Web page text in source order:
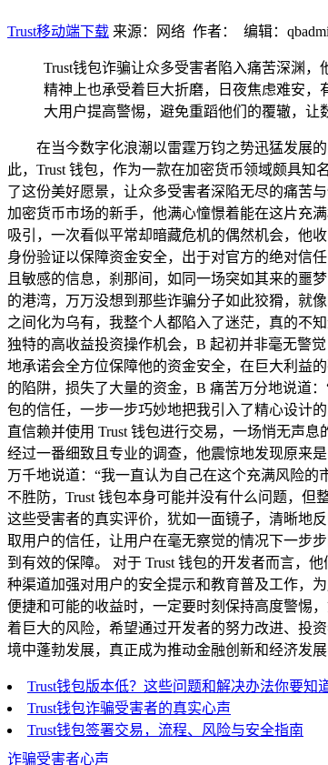
Trust移动端下载 来源：网络 作者： 编辑：
Trust钱包诈骗让众多受害者陷入痛苦深渊
精神上也承受着巨大折磨，日夜焦虑难安
大用户提高警惕，避免重蹈他们的覆辙，让
在当今数字化浪潮以雷霆万钧之势迅猛发展
此，Trust 钱包，作为一款在加密货币领域颇具
了这份美好愿景，让众多受害者深陷无尽的痛苦
加密货币市场的新手，他满心憧憬着能在这片充
吸引，一次看似平常却暗藏危机的偶然机会，他
身份验证以保障资金安全，出于对官方的绝对信
且敏感的信息，刹那间，如同一场突如其来的噩
的港湾，万万没想到那些诈骗分子如此狡猾，就
之间化为乌有，我整个人都陷入了迷茫，真的不
独特的高收益投资操作机会，B 起初并非毫无警
地承诺会全方位保障他的资金安全，在巨大利益
的陷阱，损失了大量的资金，B 痛苦万分地说道
包的信任，一步一步巧妙地把我引入了精心设计
直信赖并使用 Trust 钱包进行交易，一场悄无声
经过一番细致且专业的调查，他震惊地发现原来
万千地说道：“我一直认为自己在这个充满风险
不胜防，Trust 钱包本身可能并没有什么问题，
这些受害者的真实评价，犹如一面镜子，清晰地
取用户的信任，让用户在毫无察觉的情况下一步
到有效的保障。 对于 Trust 钱包的开发者而言，
种渠道加强对用户的安全提示和教育普及工作，
便捷和可能的收益时，一定要时刻保持高度警惕
着巨大的风险，希望通过开发者的努力改进、投
境中蓬勃发展，真正成为推动金融创新和经济发展
Trust钱包版本低？这些问题和解决办法你要知
Trust钱包诈骗受害者的真实心声
Trust钱包签署交易，流程、风险与安全指南
诈骗受害者心声